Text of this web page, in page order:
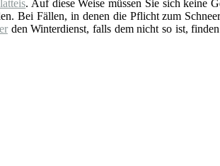
. Auf diese Weise müssen Sie sich keine
Bei Fällen, in denen die Pflicht zum
den Winterdienst, falls dem nicht so ist,